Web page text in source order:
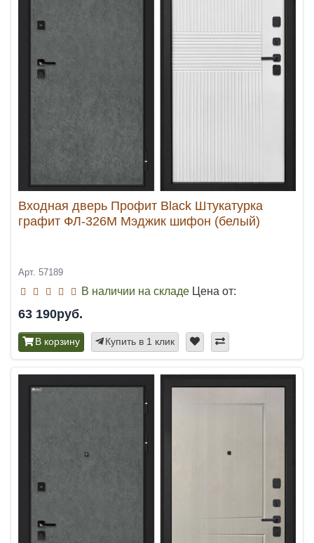
Входная дверь Профит Black Штукатурка
графит ФЛ-326М Мэджик шифон (белый)
Арт. 57189
В наличии на складе Цена от:
63 190руб.
В корзину Купить в 1 клик